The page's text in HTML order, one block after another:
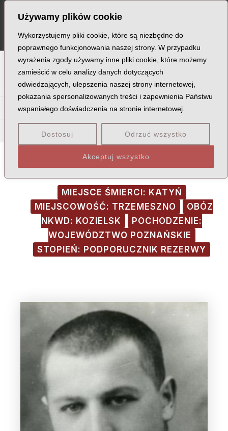
Używamy plików cookie
Wykorzystujemy pliki cookie, które są niezbędne do
poprawnego funkcjonowania naszej strony. W przypadku
wyrażenia zgody używamy inne pliki cookie, które możemy
zamieścić w celu analizy danych dotyczących
odwiedzających, ulepszenia naszej strony internetowej,
pokazania spersonalizowanych treści i zapewnienia Państwu
wspaniałego doświadczenia na stronie internetowej.
Dostosuj Odrzuć wszystko
Akceptuj wszystko
content
B C D E F G H I J K L Ł M
O P Q R S T U V W X Z
Ca Ce Ch Ci Co Cw Cy Cz
Cer
MIEJSCE ŚMIERCI: KATYŃ
MIEJSCOWOŚĆ: TRZEMESZNO
OBÓZ
NKWD: KOZIELSK
POCHODZENIE:
WOJEWÓDZTWO POZNAŃSKIE
STOPIEŃ: PODPORUCZNIK REZERWY
navigation